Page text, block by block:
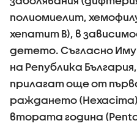
полиомиелит,
хепатит В), в
детето. Съгласно
на Република
прилагат още от
раждането
втората година